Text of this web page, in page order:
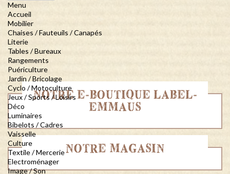
Menu
Accueil
Mobilier
Chaises / Fauteuils / Canapés
Literie
Tables / Bureaux
Rangements
Puériculture
Jardin / Bricolage
Cyclo / Motoculture
Jeux / Sports / Loisirs
Déco
Luminaires
Bibelots / Cadres
Vaisselle
Culture
Textile / Mercerie
Electroménager
Image / Son
NOTRE E-BOUTIQUE LABEL-
EMMAUS
NOTRE MAGASIN